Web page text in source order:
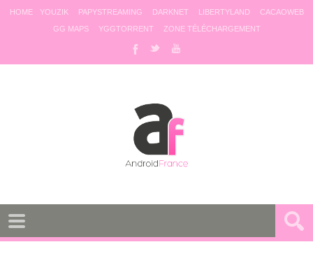
HOME YOUZIK PAPYSTREAMING DARKNET LIBERTYLAND
CACAOWEB
GG MAPS
YGGTORRENT ZONE TÉLÉCHARGEMENT